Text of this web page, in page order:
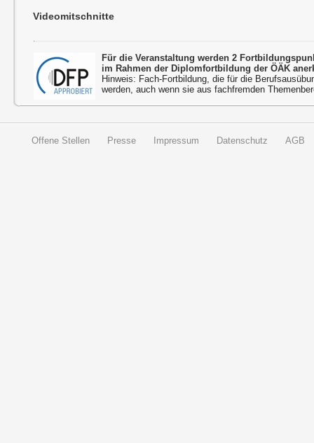
Videomitschnitte
Für die Veranstaltung werden 2
im Rahmen der Diplomfortbildung der ÖÄK
Hinweis: Fach-Fortbildung, die für die
werden, auch wenn sie aus fachfremden
Offene Stellen Presse Impressum Datenschutz AGB